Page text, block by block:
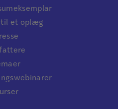
til et oplæg